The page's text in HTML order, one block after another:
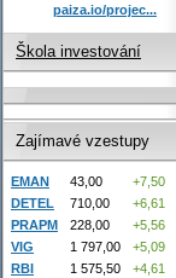
paiza.io/projec...
Škola investování
Zajímavé vzestupy
EMAN 43,00
+7,50
DETEL
710,00
+6,61
PRAPM
228,00
+5,56
VIG
1 797,00
+5,09
RBI
1 575,50 +4,61